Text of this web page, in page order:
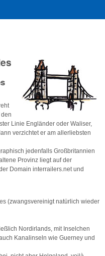
Linie Engländer oder Waliser,
verzichtet er am allerliebsten
jedenfalls Großbritannien
Provinz liegt auf der
Domain interrailers.net und
(zwangsvereinigt natürlich wieder
Nordirlands, mit Inselchen
Kanalinseln wie Guerney und